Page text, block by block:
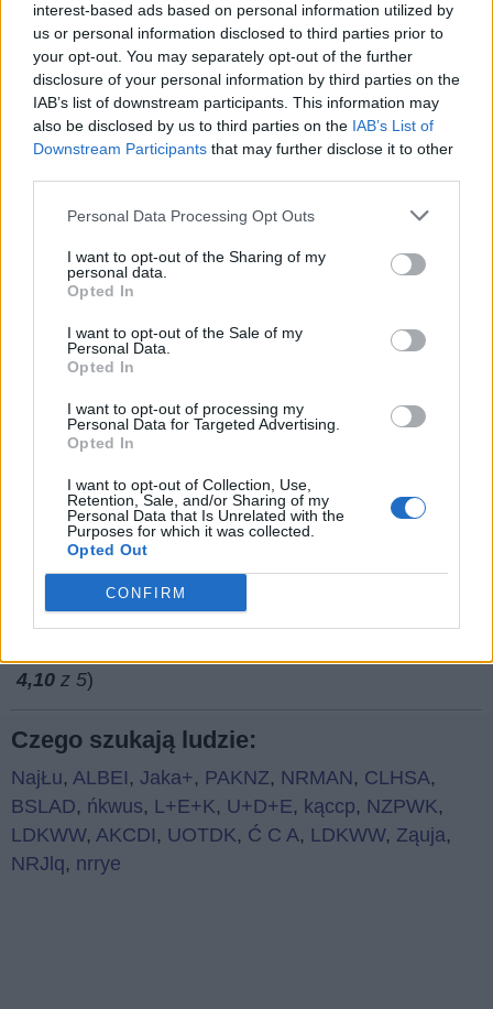
interest-based ads based on personal information utilized by
us or personal information disclosed to third parties prior to
your opt-out. You may separately opt-out of the further
disclosure of your personal information by third parties on the
IAB’s list of downstream participants. This information may
also be disclosed by us to third parties on the IAB’s List of
Downstream Participants that may further disclose it to other
Personal Data Processing Opt Outs
I want to opt-out of the Sharing of my
personal data.
Opted In
I want to opt-out of the Sale of my
Personal Data.
Opted In
I want to opt-out of processing my
Personal Data for Targeted Advertising.
Opted In
I want to opt-out of Collection, Use,
Retention, Sale, and/or Sharing of my
Personal Data that Is Unrelated with the
Purposes for which it was collected.
Opted Out
CONFIRM
wprowadź
wszystkie
litery:
Co sądzisz o naszej stronie?
4,10 z 5)
Czego szukają ludzie:
NajŁu, ALBEI , Jaka+, PAKNZ, NRMAN, CLHSA,
BSLAD, ńkwus, L+E+K, U+D+E, kąccp, NZPWK,
LDKWW, AKCDI , UOTDK, Ć C A, LDKWW, Ząuja,
NRJlq, nrrye